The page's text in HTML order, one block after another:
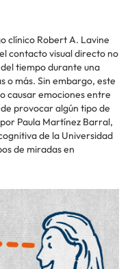
clínico Robert A. Lavine
contacto visual directo no
del tiempo durante una
o más. Sin embargo, este
causar emociones entre
provocar algún tipo de
Paula Martínez Barral,
de la Universidad
de miradas en